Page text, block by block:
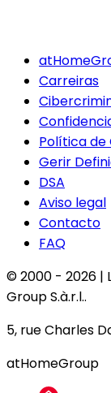
Carreiras
Política de
Gerir
DSA
Aviso legal
Contacto
FAQ
© 2000 - 2026 |
Group S.à.r.l..
5, rue Charles
atHomeGroup